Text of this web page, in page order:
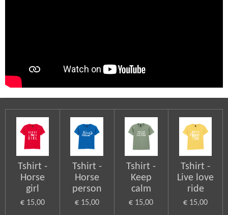
Tshirt -
Horse
girl
€ 15,00
Tshirt -
Horse
person
€ 15,00
Tshirt -
Keep
calm
€ 15,00
Tshirt -
Live love
ride
€ 15,00